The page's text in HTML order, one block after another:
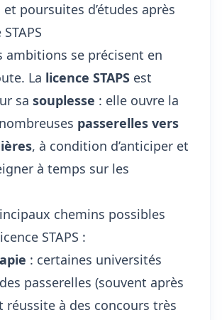
et poursuites d’études après
ambitions se précisent en
La licence STAPS est
sa souplesse : elle ouvre la
passerelles vers
, à condition d’anticiper et
à temps sur les
chemins possibles
STAPS :
: certaines universités
passerelles (souvent après
réussite à des concours très